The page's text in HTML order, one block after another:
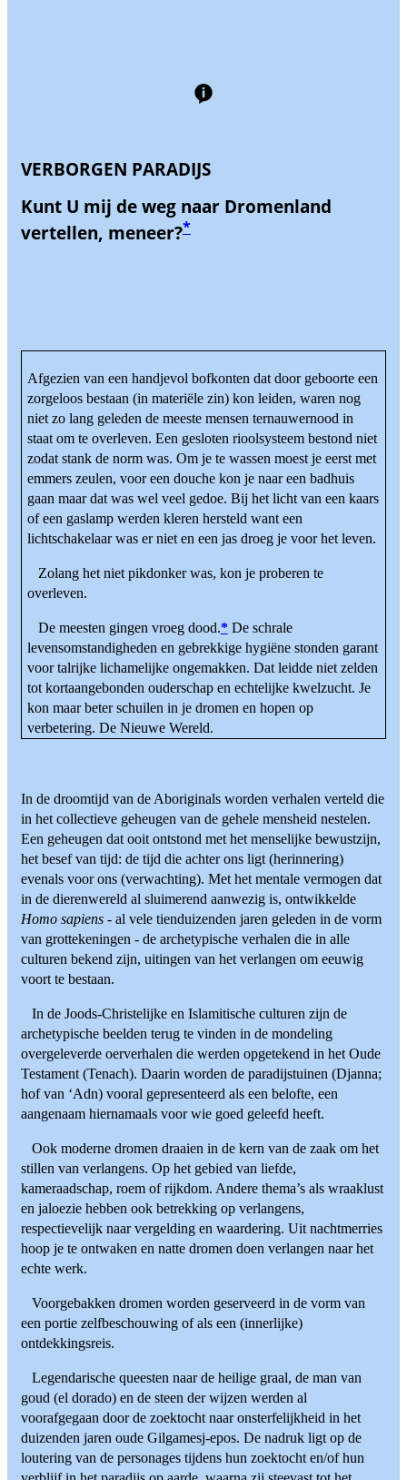
VERBORGEN PARADIJS
Kunt U mij de weg naar Dromenland
vertellen, meneer?*
Afgezien van een handjevol bofkonten dat door geboorte een
zorgeloos bestaan (in materiële zin) kon leiden, waren nog
niet zo lang geleden de meeste mensen ternauwernood in
staat om te overleven. Een gesloten rioolsysteem bestond niet
zodat stank de norm was. Om je te wassen moest je eerst met
emmers zeulen, voor een douche kon je naar een badhuis
gaan maar dat was wel veel gedoe. Bij het licht van een kaars
of een gaslamp werden kleren hersteld want een
lichtschakelaar was er niet en een jas droeg je voor het leven.
Zolang het niet pikdonker was, kon je proberen te
overleven.
De meesten gingen vroeg dood.* De schrale
levensomstandigheden en gebrekkige hygiëne stonden garant
voor talrijke lichamelijke ongemakken. Dat leidde niet zelden
tot kortaangebonden ouderschap en echtelijke kwelzucht. Je
kon maar beter schuilen in je dromen en hopen op
verbetering. De Nieuwe Wereld.
In de droomtijd van de Aboriginals worden verhalen verteld die
in het collectieve geheugen van de gehele mensheid nestelen.
Een geheugen dat ooit ontstond met het menselijke bewustzijn,
het besef van tijd: de tijd die achter ons ligt (herinnering)
evenals voor ons (verwachting). Met het mentale vermogen dat
in de dierenwereld al sluimerend aanwezig is, ontwikkelde
Homo sapiens - al vele tienduizenden jaren geleden in de vorm
van grottekeningen - de archetypische verhalen die in alle
culturen bekend zijn, uitingen van het verlangen om eeuwig
voort te bestaan.
In de Joods-Christelijke en Islamitische culturen zijn de
archetypische beelden terug te vinden in de mondeling
overgeleverde oerverhalen die werden opgetekend in het Oude
Testament (Tenach). Daarin worden de paradijstuinen (Djanna;
hof van ‘Adn) vooral gepresenteerd als een belofte, een
aangenaam hiernamaals voor wie goed geleefd heeft.
Ook moderne dromen draaien in de kern van de zaak om het
stillen van verlangens. Op het gebied van liefde,
kameraadschap, roem of rijkdom. Andere thema’s als wraaklust
en jaloezie hebben ook betrekking op verlangens,
respectievelijk naar vergelding en waardering. Uit nachtmerries
hoop je te ontwaken en natte dromen doen verlangen naar het
echte werk.
Voorgebakken dromen worden geserveerd in de vorm van
een portie zelfbeschouwing of als een (innerlijke)
ontdekkingsreis.
Legendarische queesten naar de heilige graal, de man van
goud (el dorado) en de steen der wijzen werden al
voorafgegaan door de zoektocht naar onsterfelijkheid in het
duizenden jaren oude Gilgamesj-epos. De nadruk ligt op de
loutering van de personages tijdens hun zoektocht en/of hun